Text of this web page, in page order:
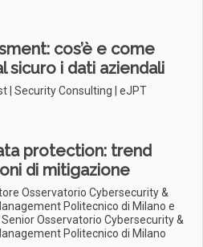
cos’è e come
i dati aziendali
| Security Consulting | eJPT
protection: trend
di mitigazione
Osservatorio Cybersecurity &
Politecnico di Milano e
Osservatorio Cybersecurity &
Politecnico di Milano